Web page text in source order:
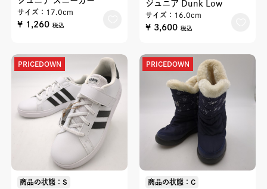
サイズ：17.0cm
¥ 1,260 税込
ジュニア Dunk Low
サイズ：16.0cm
¥ 3,600 税込
PRICEDOWN
商品の状態：S
PRICEDOWN
商品の状態：C